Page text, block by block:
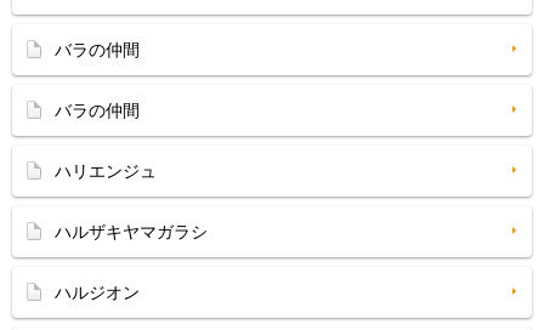
バラの仲間
バラの仲間
ハリエンジュ
ハルザキヤマガラシ
ハルジオン